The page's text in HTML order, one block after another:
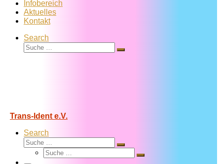
Infobereich
Aktuelles
Kontakt
Search
Suche
Suche
Trans-Ident e.V.
Search
Suche
Suche
Suche
Suche